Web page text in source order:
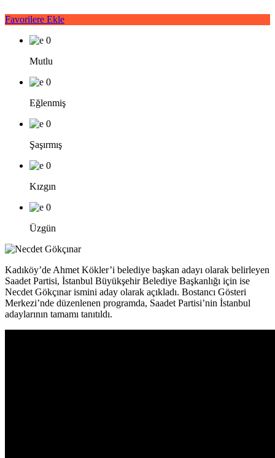
Favorilere Ekle
0
Mutlu
0
Eğlenmiş
0
Şaşırmış
0
Kızgın
0
Üzgün
Kadıköy’de Ahmet Kökler’i belediye başkan adayı olarak belirleyen
Saadet Partisi, İstanbul Büyükşehir Belediye Başkanlığı için ise
Necdet Gökçınar ismini aday olarak açıkladı. Bostancı Gösteri
Merkezi’nde düzenlenen programda, Saadet Partisi’nin İstanbul
adaylarının tamamı tanıtıldı.